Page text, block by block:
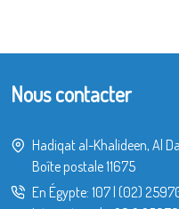
Nous contacter
Hadiqat al-Khalideen, Al
Boîte postale 11675
En Égypte: 107| (02)